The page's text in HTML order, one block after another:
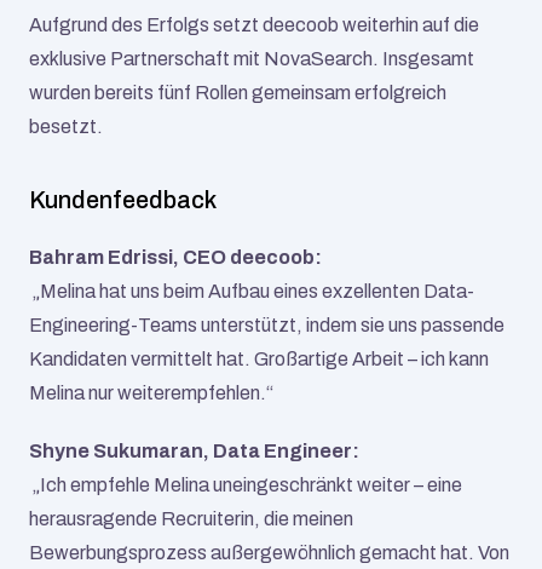
Aufgrund des Erfolgs setzt deecoob weiterhin auf die
exklusive Partnerschaft mit NovaSearch. Insgesamt
wurden bereits fünf Rollen gemeinsam erfolgreich
besetzt.
Kundenfeedback
Bahram Edrissi, CEO deecoob:
Engineering-Teams unterstützt, indem sie uns passende
Kandidaten vermittelt hat. Großartige Arbeit – ich kann
Melina nur weiterempfehlen.“
Shyne Sukumaran, Data Engineer:
herausragende Recruiterin, die meinen
Bewerbungsprozess außergewöhnlich gemacht hat. Von